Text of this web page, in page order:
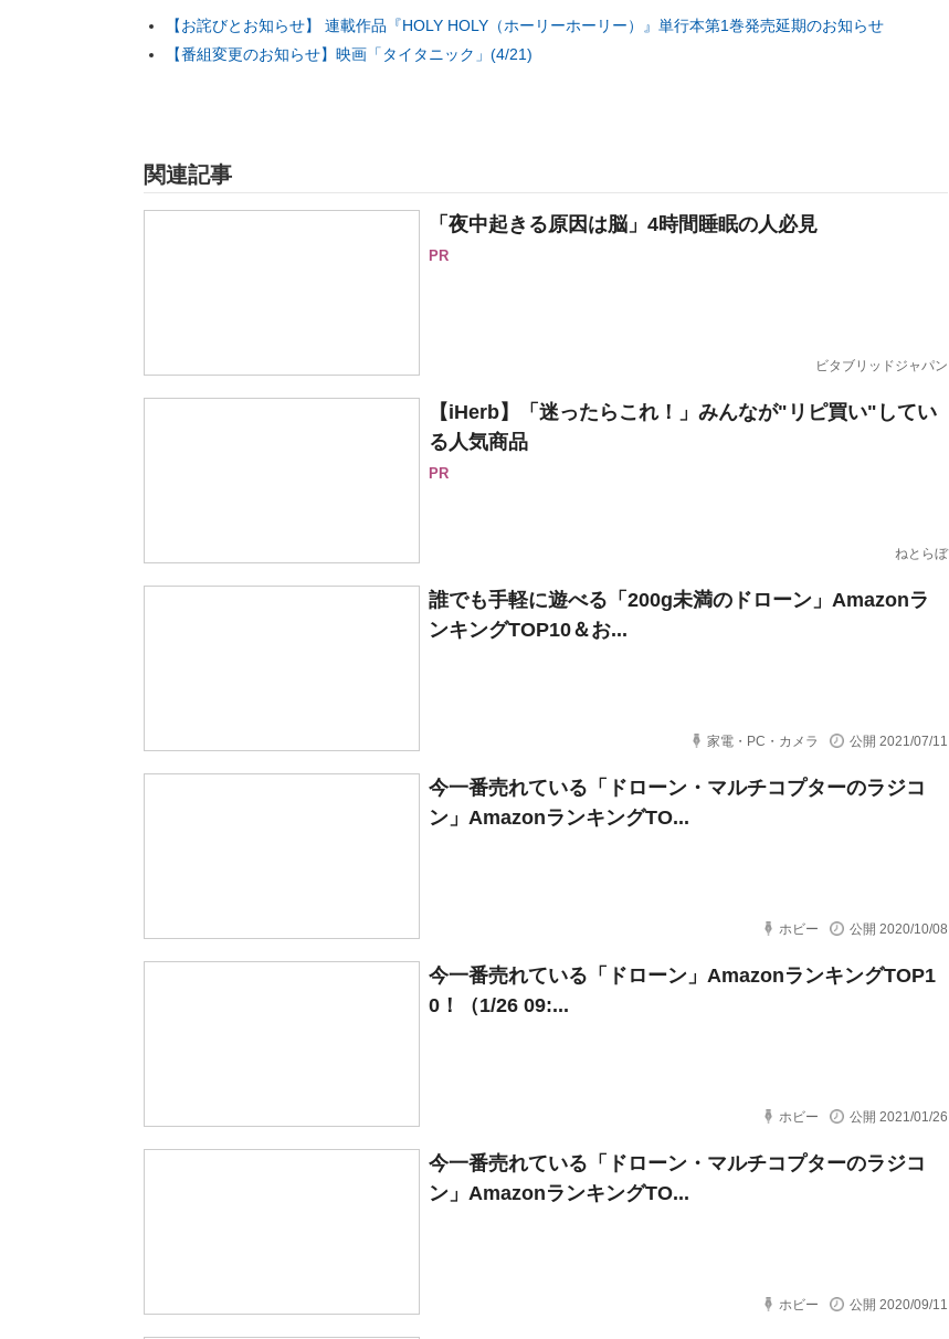
【お詫びとお知らせ】 連載作品『HOLY HOLY（ホーリーホーリー）』単行本第1巻発売延期のお知らせ
【番組変更のお知らせ】映画「タイタニック」(4/21)
関連記事
「夜中起きる原因は脳」4時間睡眠の人必見
PR
ビタブリッドジャパン
【iHerb】「迷ったらこれ！」みんなが"リピ買い"してい
る人気商品
PR
ねとらぼ
誰でも手軽に遊べる「200g未満のドローン」Amazonラ
ンキングTOP10＆お...
家電・PC・カメラ 公開 2021/07/11
今一番売れている「ドローン・マルチコプターのラジコ
ン」AmazonランキングTO...
ホビー 公開 2020/10/08
今一番売れている「ドローン」AmazonランキングTOP1
0！（1/26 09:...
ホビー 公開 2021/01/26
今一番売れている「ドローン・マルチコプターのラジコ
ン」AmazonランキングTO...
ホビー 公開 2020/09/11